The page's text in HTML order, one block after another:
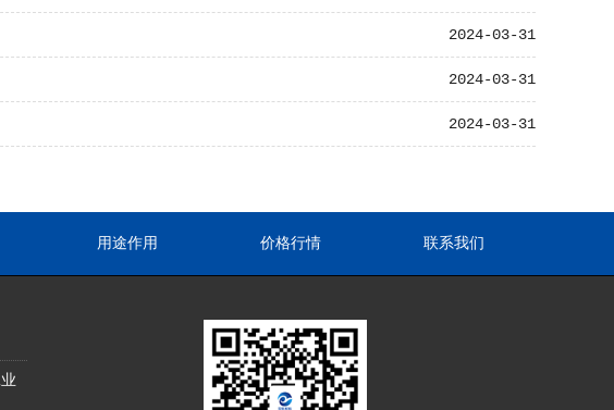
2024-03-31
2024-03-31
2024-03-31
用途作用 价格行情 联系我们